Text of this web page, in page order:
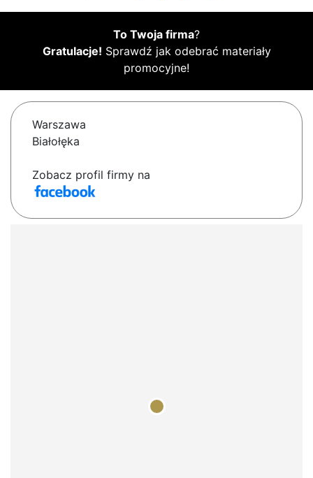
To Twoja firma?
Gratulacje! Sprawdź jak odebrać materiały
promocyjne!
Warszawa
Białołęka
Zobacz profil firmy na